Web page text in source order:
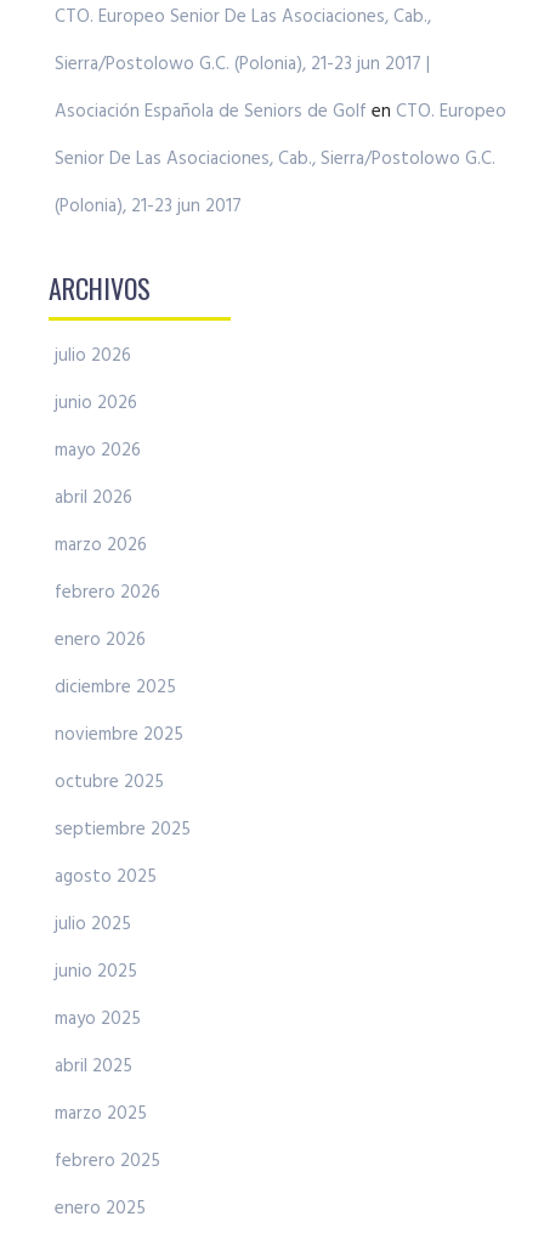
CTO. Europeo Senior De Las Asociaciones, Cab.,
Sierra/Postolowo G.C. (Polonia), 21-23 jun 2017 |
Asociación Española de Seniors de Golf en CTO. Europeo
Senior De Las Asociaciones, Cab., Sierra/Postolowo G.C.
(Polonia), 21-23 jun 2017
ARCHIVOS
julio 2026
junio 2026
mayo 2026
abril 2026
marzo 2026
febrero 2026
enero 2026
diciembre 2025
noviembre 2025
octubre 2025
septiembre 2025
agosto 2025
julio 2025
junio 2025
mayo 2025
abril 2025
marzo 2025
febrero 2025
enero 2025